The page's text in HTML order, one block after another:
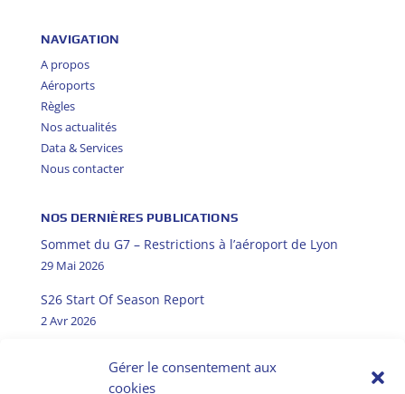
Gérer le consentement aux
cookies
NAVIGATION
A propos
Aéroports
Règles
Nos actualités
Data & Services
Nous contacter
NOS DERNIÈRES PUBLICATIONS
Sommet du G7 – Restrictions à l’aéroport de Lyon
29 Mai 2026
S26 Start Of Season Report
2 Avr 2026